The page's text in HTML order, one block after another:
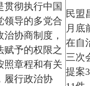
贯彻执行中国
领导的多党合
治协商制度，
赋予的权限之
照章程和有关
履行政治协
民盟
月底
在自
三次
提案